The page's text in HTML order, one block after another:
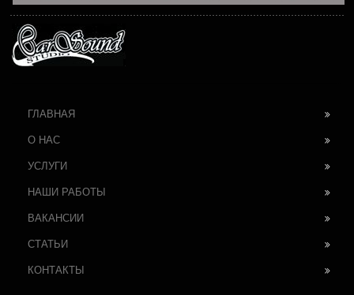
ГЛАВНАЯ
О НАС
УСЛУГИ
НАШИ РАБОТЫ
ВАКАНСИИ
СТАТЬИ
КОНТАКТЫ